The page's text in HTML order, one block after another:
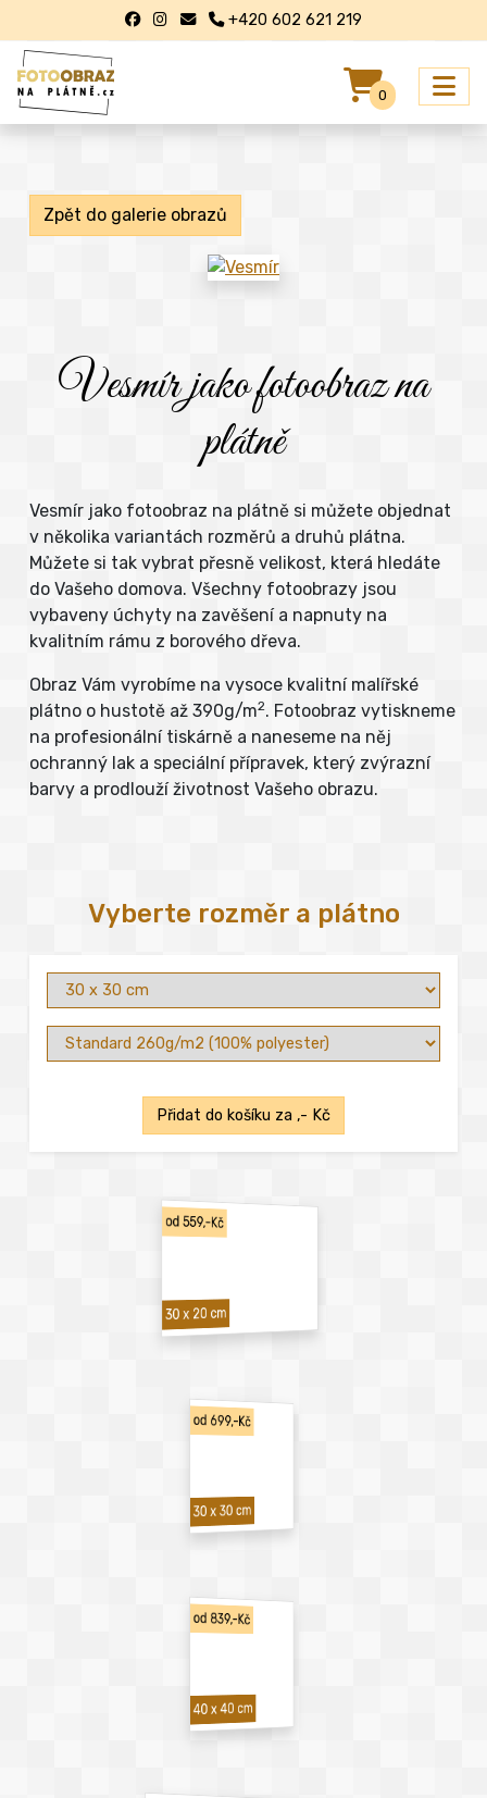
+420 602 621 219
0
Zpět do galerie obrazů
Vesmír jako fotoobraz na
plátně
Vesmír jako fotoobraz na plátně si můžete objednat
v několika variantách rozměrů a druhů plátna.
Můžete si tak vybrat přesně velikost, která hledáte
do Vašeho domova. Všechny fotoobrazy jsou
vybaveny úchyty na zavěšení a napnuty na
kvalitním rámu z borového dřeva.
Obraz Vám vyrobíme na vysoce kvalitní malířské
plátno o hustotě až 390g/m2. Fotoobraz vytiskneme
na profesionální tiskárně a naneseme na něj
ochranný lak a speciální přípravek, který zvýrazní
barvy a prodlouží životnost Vašeho obrazu.
Vyberte rozměr a plátno
Přidat do košíku za ,- Kč
od 559,-Kč
30 x 20 cm
od 699,-Kč
30 x 30 cm
od 839,-Kč
40 x 40 cm